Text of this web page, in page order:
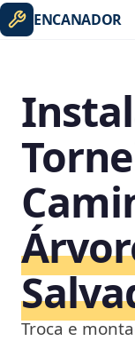
ENCANADOR
Troca e